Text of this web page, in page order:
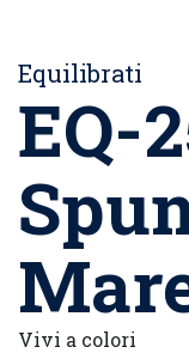
Equilibrati
EQ-
Vivi a colori